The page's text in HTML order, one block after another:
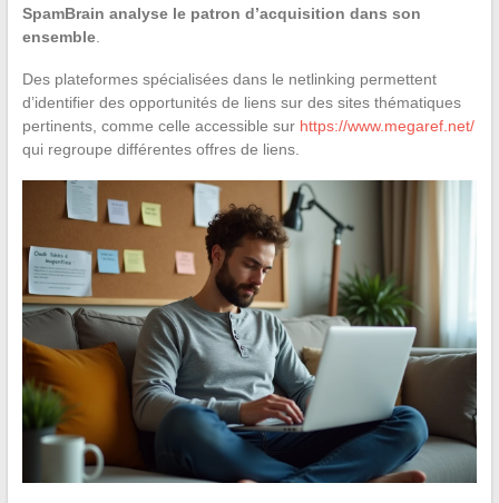
SpamBrain analyse le patron d’acquisition dans son
ensemble.
Des plateformes spécialisées dans le netlinking permettent
d’identifier des opportunités de liens sur des sites thématiques
pertinents, comme celle accessible sur https://www.megaref.net/
qui regroupe différentes offres de liens.